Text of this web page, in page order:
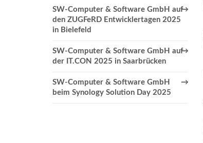
SW-Computer & Software GmbH auf
den ZUGFeRD Entwicklertagen 2025
in Bielefeld
SW-Computer & Software GmbH auf
der IT.CON 2025 in Saarbrücken
SW-Computer & Software GmbH
beim Synology Solution Day 2025